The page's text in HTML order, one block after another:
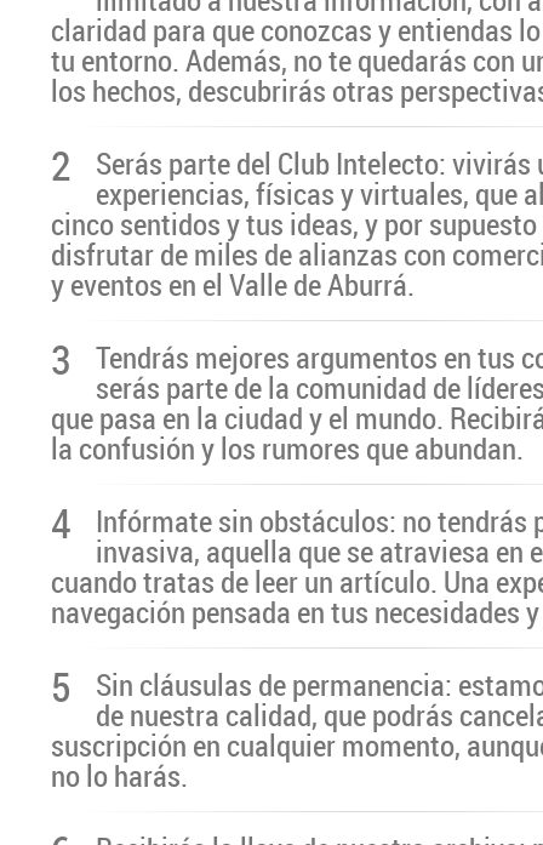
claridad para que conozcas y entiendas
tu entorno. Además, no te quedarás con
los hechos, descubrirás otras
2 Serás parte del Club Intelecto: vivirás
experiencias, físicas y virtuales, que
cinco sentidos y tus ideas, y por
disfrutar de miles de alianzas con
y eventos en el Valle de Aburrá.
3 Tendrás mejores argumentos en tus
serás parte de la comunidad de
que pasa en la ciudad y el mundo.
la confusión y los rumores que abundan.
4 Infórmate sin obstáculos: no tendrás
invasiva, aquella que se atraviesa en
cuando tratas de leer un artículo. Una
navegación pensada en tus necesidades
5 Sin cláusulas de permanencia:
de nuestra calidad, que podrás
suscripción en cualquier momento,
no lo harás.